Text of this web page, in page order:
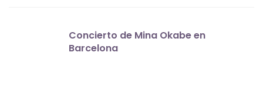
Concierto de Mina Okabe en
Barcelona